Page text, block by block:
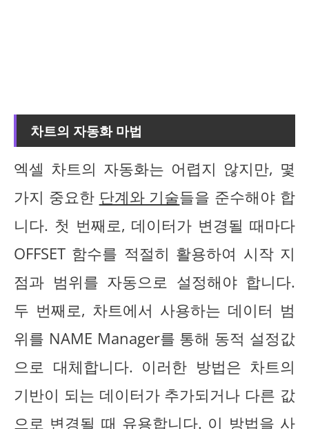
차트의 자동화 마법
엑셀 차트의 자동화는 어렵지 않지만, 몇
가지 중요한 단계와 기술들을 준수해야 합
니다. 첫 번째로, 데이터가 변경될 때마다
OFFSET 함수를 적절히 활용하여 시작 지
점과 범위를 자동으로 설정해야 합니다.
두 번째로, 차트에서 사용하는 데이터 범
위를 NAME Manager를 통해 동적 설정값
으로 대체합니다. 이러한 방법은 차트의
기반이 되는 데이터가 추가되거나 다른 값
으로 변경될 때 유용합니다. 이 방법을 사